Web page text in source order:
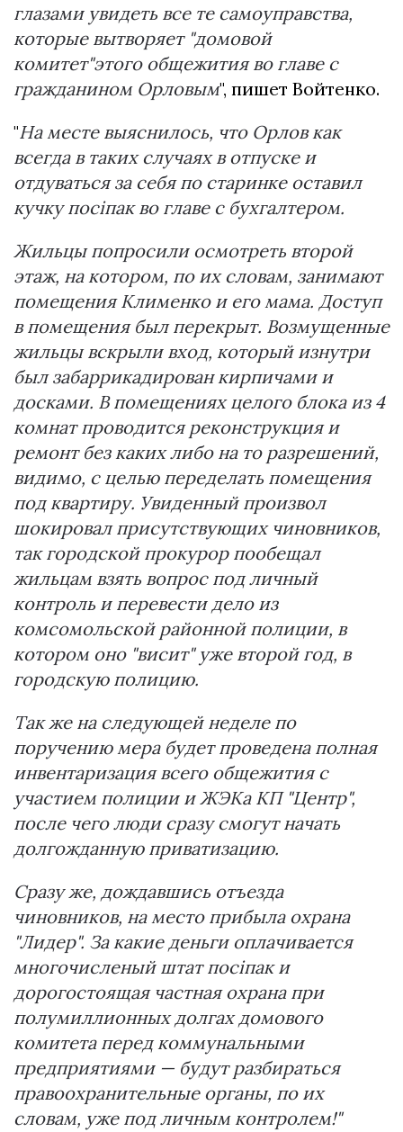
глазами увидеть все те самоуправства,
которые вытворяет "домовой
комитет"этого общежития во главе с
гражданином Орловым", пишет Войтенко.
"На месте выяснилось, что Орлов как
всегда в таких случаях в отпуске и
отдуваться за себя по старинке оставил
кучку посіпак во главе с бухгалтером.
Жильцы попросили осмотреть второй
этаж, на котором, по их словам, занимают
помещения Клименко и его мама. Доступ
в помещения был перекрыт. Возмущенные
жильцы вскрыли вход, который изнутри
был забаррикадирован кирпичами и
досками. В помещениях целого блока из 4
комнат проводится реконструкция и
ремонт без каких либо на то разрешений,
видимо, с целью переделать помещения
под квартиру. Увиденный произвол
шокировал присутствующих чиновников,
так городской прокурор пообещал
жильцам взять вопрос под личный
контроль и перевести дело из
комсомольской районной полиции, в
котором оно "висит" уже второй год, в
городскую полицию.
Так же на следующей неделе по
поручению мера будет проведена полная
инвентаризация всего общежития с
участием полиции и ЖЭКа КП "Центр",
после чего люди сразу смогут начать
долгожданную приватизацию.
Сразу же, дождавшись отъезда
чиновников, на место прибыла охрана
"Лидер". За какие деньги оплачивается
многочисленый штат посіпак и
дорогостоящая частная охрана при
полумиллионных долгах домового
комитета перед коммунальными
предприятиями — будут разбираться
правоохранительные органы, по их
словам, уже под личным контролем!"